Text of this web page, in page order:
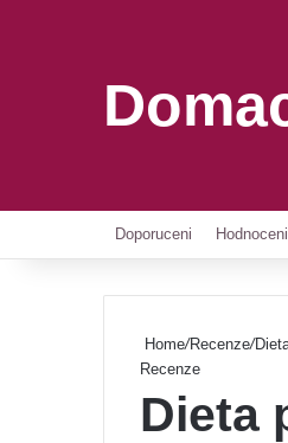
Doporuceni Hodnoceni
Home/Recenze/
Recenze
Dieta